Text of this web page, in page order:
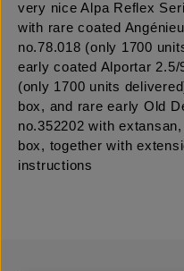
very nice Alpa Reflex
with rare coated
no.78.018 (only 1700
early coated Alportar
(only 1700 units
box, and rare early Old
no.352202 with
box, together with
instructions